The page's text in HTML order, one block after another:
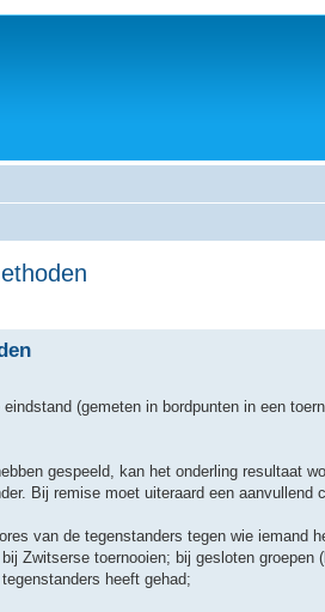
(gemeten in bordpunten in een
gespeeld, kan het onderling resultaat
Bij remise moet uiteraard een aanvullend
van de tegenstanders tegen wie iemand
Zwitserse toernooien; bij gesloten groepen
heeft gehad;